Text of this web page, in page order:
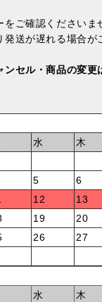
ご確認くださいま
送が遅れる場合が
セル・商品の変更
水 木
5 6
12 13
19 20
26 27
水 木